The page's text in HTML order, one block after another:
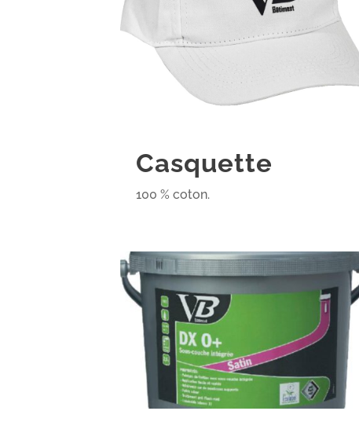
Casquette
100 % coton.